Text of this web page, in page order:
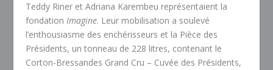
Teddy Riner et Adriana Karembeu représentaient la
fondationImagine. Leur mobilisation a soulevé
l’enthousiasme des enchérisseurs et la Pièce des
Présidents, un tonneau de 228 litres, contenant le
Corton-Bressandes Grand Cru – Cuvée des Présidents,